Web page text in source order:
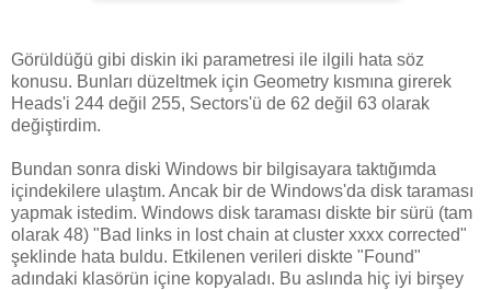
Görüldüğü gibi diskin iki parametresi ile ilgili hata söz
konusu. Bunları düzeltmek için Geometry kısmına girerek
Heads'i 244 değil 255, Sectors'ü de 62 değil 63 olarak
değiştirdim.
Bundan sonra diski Windows bir bilgisayara taktığımda
içindekilere ulaştım. Ancak bir de Windows'da disk taraması
yapmak istedim. Windows disk taraması diskte bir sürü (tam
olarak 48) "Bad links in lost chain at cluster xxxx corrected"
şeklinde hata buldu. Etkilenen verileri diskte "Found"
adındaki klasörün içine kopyaladı. Bu aslında hiç iyi birşey